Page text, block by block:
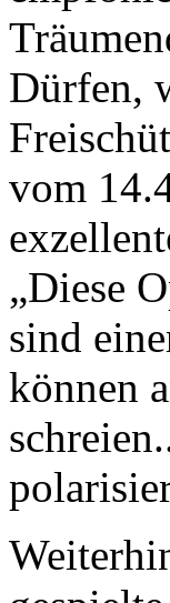
Dürfen,
vom
„Diese
sind
können